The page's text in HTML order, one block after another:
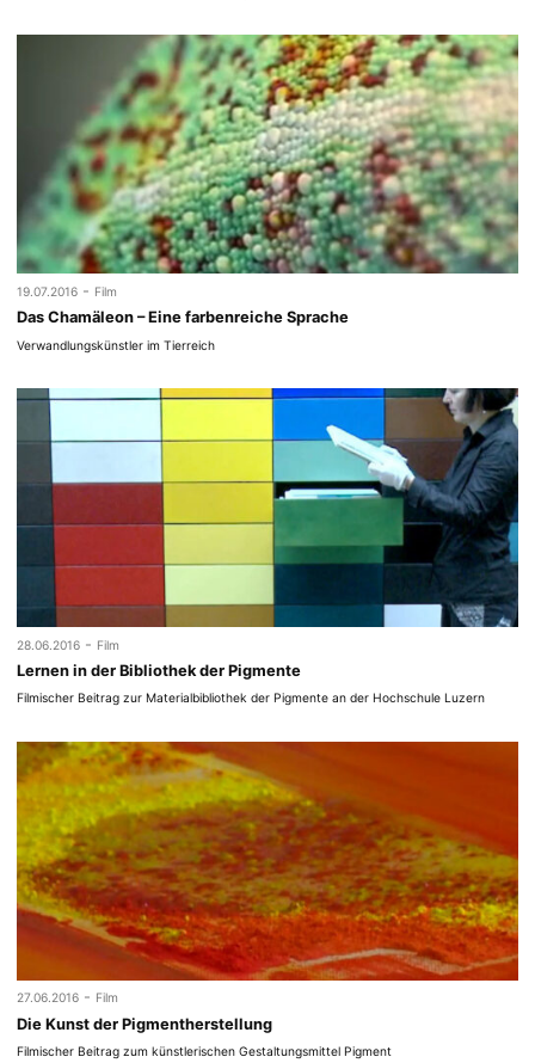
19.07.2016 - Film
Das Chamäleon – Eine farbenreiche Sprache
Verwandlungskünstler im Tierreich
28.06.2016 - Film
Lernen in der Bibliothek der Pigmente
Filmischer Beitrag zur Materialbibliothek der Pigmente an der Hochschule Luzern
27.06.2016 - Film
Die Kunst der Pigmentherstellung
Filmischer Beitrag zum künstlerischen Gestaltungsmittel Pigment